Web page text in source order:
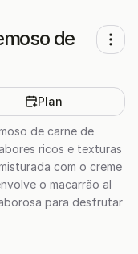
de
Plan
de carne de
ricos e texturas
com o creme
o macarrão al
para desfrutar